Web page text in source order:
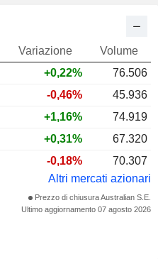
Variazione
Volume
+0,22%
76.506
-0,46%
45.936
+1,16%
74.919
+0,31%
67.320
-0,18%
70.307
Altri mercati azionari
Prezzo di chiusura Australian S.E.
Ultimo aggiornamento 07 agosto 2026